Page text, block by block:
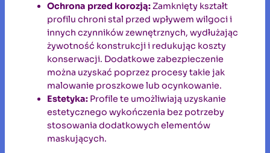
Ochrona przed korozją:Zamknięty kształt
profilu chroni stal przed wpływem wilgoci i
innych czynników zewnętrznych, wydłużając
żywotność konstrukcji i redukując koszty
konserwacji. Dodatkowe zabezpieczenie
można uzyskać poprzez procesy takie jak
malowanie proszkowe lub ocynkowanie.
Estetyka: Profile te umożliwiają uzyskanie
estetycznego wykończenia bez potrzeby
stosowania dodatkowych elementów
maskujących.